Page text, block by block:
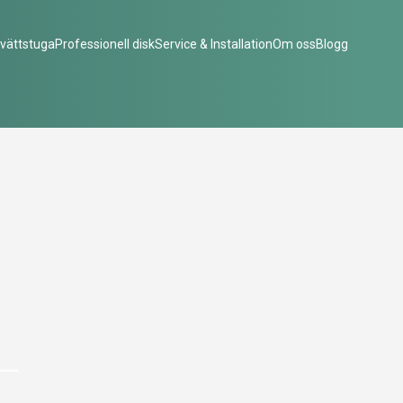
Professionell diskService & InstallationOm ossBlogg